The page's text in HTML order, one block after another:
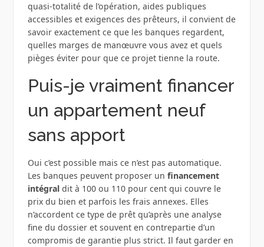
quasi-totalité de l’opération, aides publiques
accessibles et exigences des prêteurs, il convient de
savoir exactement ce que les banques regardent,
quelles marges de manœuvre vous avez et quels
pièges éviter pour que ce projet tienne la route.
Puis-je vraiment financer
un appartement neuf
sans apport
Oui c’est possible mais ce n’est pas automatique.
Les banques peuvent proposer un financement
intégraldit à 100 ou 110 pour cent qui couvre le
prix du bien et parfois les frais annexes. Elles
n’accordent ce type de prêt qu’après une analyse
fine du dossier et souvent en contrepartie d’un
compromis de garantie plus strict. Il faut garder en